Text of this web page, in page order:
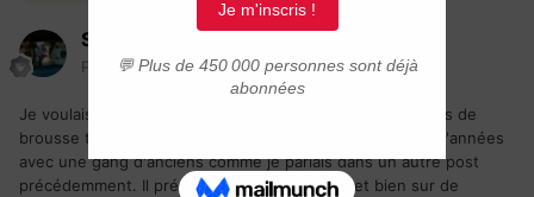
Shore
Posté(e)19 avril 2015
Je voulais vous présenter un documentaire sur les pilotes de
brousse tourné près de chez nous, il y a une quinzaine d'années
avec une gang d'anciens comme je parlais dans un autre post
précédemment. Il présente un peu le métier et bien sur de